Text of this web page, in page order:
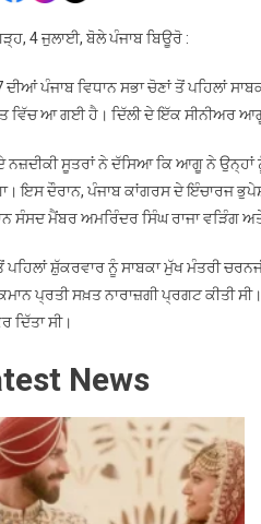
4 ਜੁਲਾਈ, ਬੋਲੇ ਪੰਜਾਬ ਬਿਊਰੋ :
ਦੀਆਂ ਪੰਜਾਬ ਵਿਧਾਨ ਸਭਾ ਚੋਣਾਂ ਤੋਂ ਪਹਿਲਾਂ
ਵਿੱਚ ਆ ਗਈ ਹੈ। ਦਿੱਲੀ ਦੇ ਇੱਕ ਸੀਨੀਅਰ ਆਗੂ
ਨਜ਼ਦੀਕੀ ਸੂਤਰਾਂ ਨੇ ਦੱਸਿਆ ਕਿ ਆਗੂ ਨੇ ਉਨ੍ਹਾਂ
ਇਸ ਦੌਰਾਨ, ਪੰਜਾਬ ਕਾਂਗਰਸ ਦੇ ਇੰਚਾਰਜ
ਸੰਸਦ ਮੈਂਬਰ ਅਮਰਿੰਦਰ ਸਿੰਘ ਰਾਜਾ ਵੜਿੰਗ
ਸ਼ੁੱਕਰਵਾਰ ਨੂੰ ਸਾਬਕਾ ਮੁੱਖ ਮੰਤਰੀ
ਪ੍ਰਤੀ ਸਖ਼ਤ ਨਾਰਾਜ਼ਗੀ ਪ੍ਰਗਟ ਕੀਤੀ
ਦਿੱਤਾ ਸੀ।
News